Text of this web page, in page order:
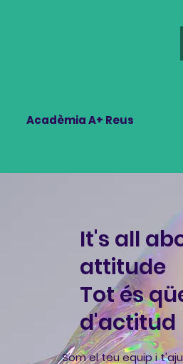
Acadèmia A+ Reus
Som el teu equip i
It's all
attitude
Tot és
d'actitud